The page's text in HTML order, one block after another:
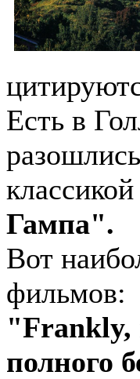
Есть в
Гампа".
Вот
фильмов:
"Frankly,
полного